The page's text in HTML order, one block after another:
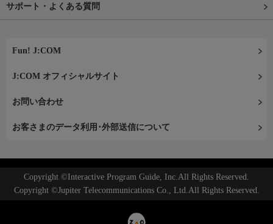
サポート・よくある質問
Fun! J:COM
J:COM オフィシャルサイト
お問い合わせ
お客さまのデータ利用･外部送信について
Copyright ©Interactive Program Guide, Inc.All Rights Reserved.
Copyright ©Jupiter Telecommunications Co., Ltd.All Rights Reserved.